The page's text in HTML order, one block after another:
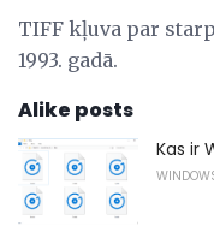
TIFF kļuva par
1993. gadā.
Alike posts
Kas ir